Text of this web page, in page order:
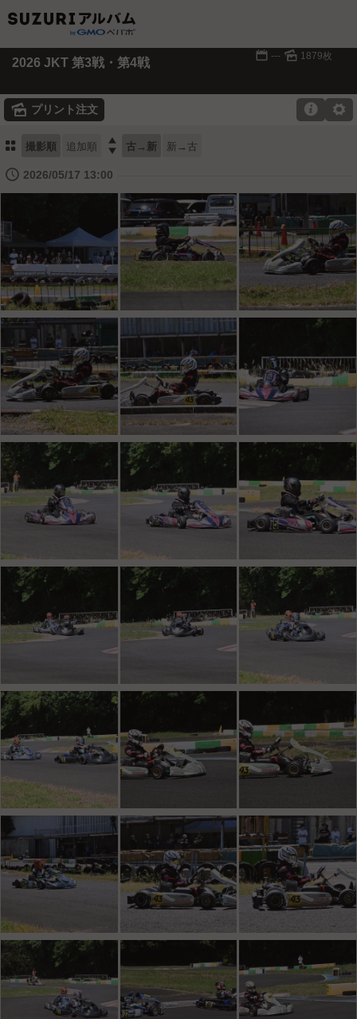
2026 JKT 第3戦・第4戦 📅 --- 🌄 1879枚
🌄 プリント注文 ⚙

⚏ 撮影順 追加順  古→新 新→古
🕔 2026/05/17 13:00